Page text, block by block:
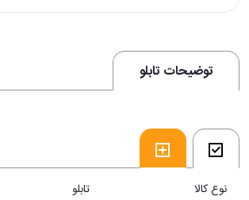
توضیحات تابلو
نوع کالا تابلو